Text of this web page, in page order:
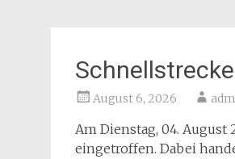
August 6, 2026
Am Dienstag, 04.
eingetroffen. Dabei